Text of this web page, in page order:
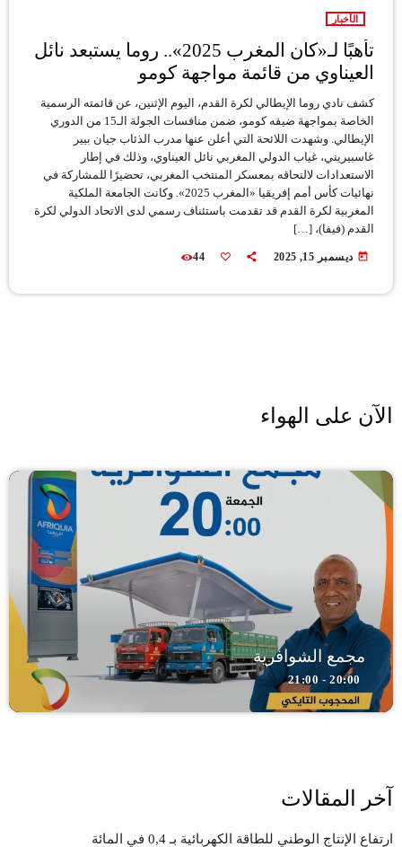
الأخبار
تأهبًا لـ«كان المغرب 2025».. روما يستبعد نائل
العيناوي من قائمة مواجهة كومو
كشف نادي روما الإيطالي لكرة القدم، اليوم الإثنين، عن قائمته الرسمية
الخاصة بمواجهة ضيفه كومو، ضمن منافسات الجولة الـ15 من الدوري
الإيطالي. وشهدت اللائحة التي أعلن عنها مدرب الذئاب جيان بيير
غاسبيريني، غياب الدولي المغربي نائل العيناوي، وذلك في إطار
الاستعدادات لالتحاقه بمعسكر المنتخب المغربي، تحضيرًا للمشاركة في
نهائيات كأس أمم إفريقيا «المغرب 2025». وكانت الجامعة الملكية
المغربية لكرة القدم قد تقدمت باستئناف رسمي لدى الاتحاد الدولي لكرة
القدم (فيفا)، […]
today ديسمبر 15, 2025 44
الآن على الهواء
مجمع الشوافرية
20:00 - 21:00
آخر المقالات
ارتفاع الإنتاج الوطني للطاقة الكهربائية بـ 0,4 في المائة